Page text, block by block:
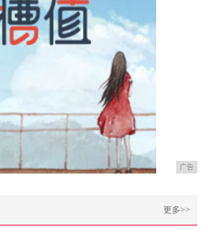
广告
更多>>